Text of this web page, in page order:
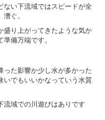
ない下流域ではスピードが全
ぐ。
盛り上がってきたような気か
備万端です。
た影響か少し水が多かった
いでもいいかなっていう水質
流域での川遊びはありです